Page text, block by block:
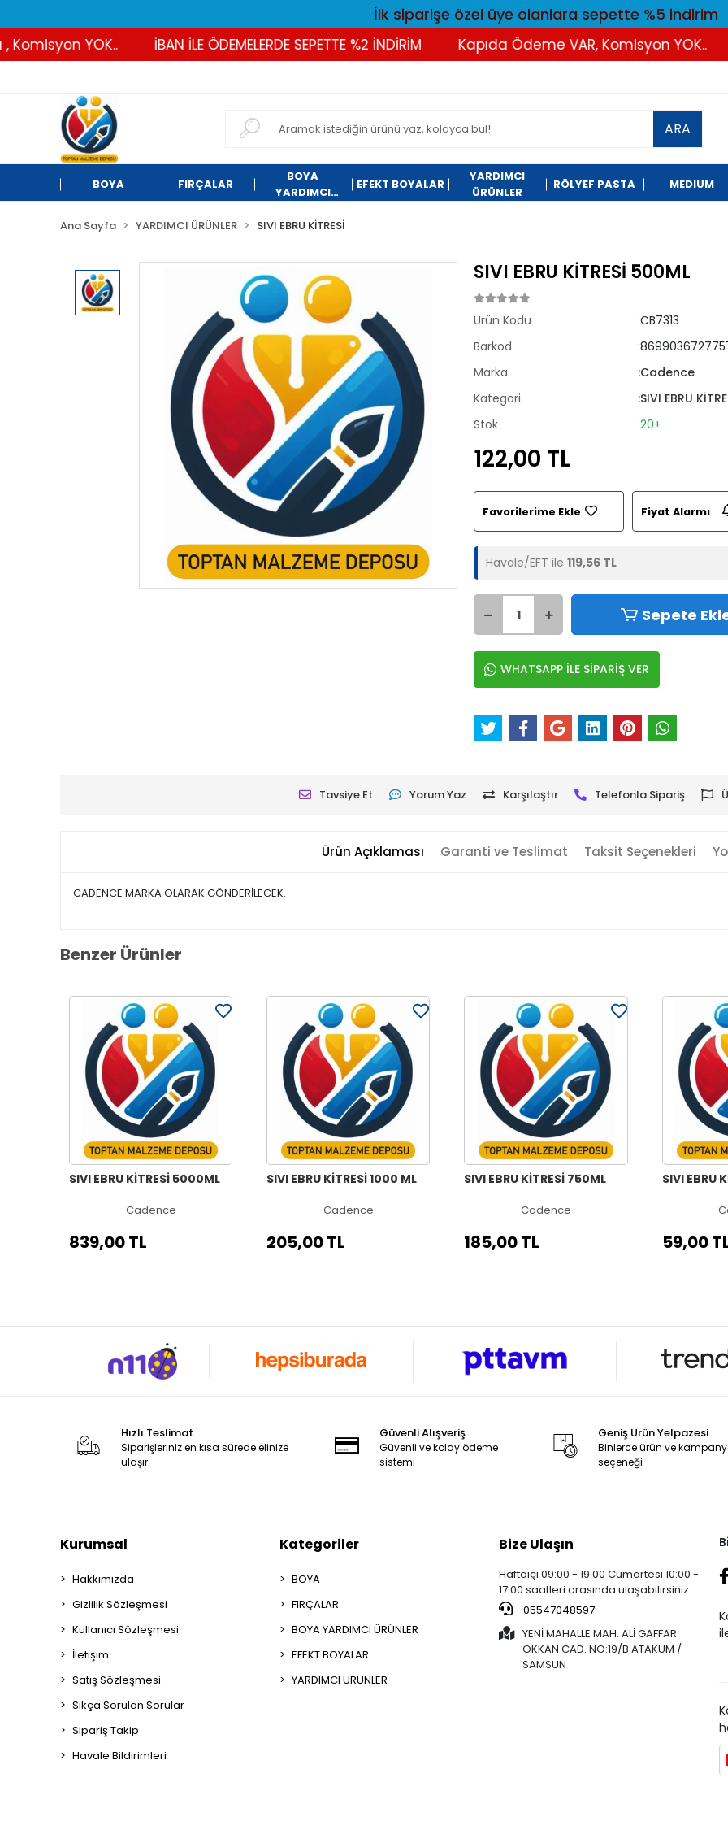
İlk siparişe özel üye olanlara sepette %5 indirim
YOK.. İBAN İLE ÖDEMELERDE SEPETTE %2 İNDİRİM Kapıda Ödeme VAR, Komisyon YOK..
ARA
BOYA FIRÇALAR
BOYA
YARDIMCI
EFEKT BOYALAR
YARDIMCI
ÜRÜNLER
RÖLYEF PASTA MEDIUM
Ana Sayfa YARDIMCI ÜRÜNLER SIVI EBRU KİTRESİ
SIVI EBRU KİTRESİ 500ML
Ürün Kodu
:CB7313
Barkod
Marka
:Cadence
Kategori
:SIVI EBRU
Stok
:20+
122,00 TL
Favorilerime Ekle Fiyat Alarmı
Havale/EFT ile119,56 TL
Sepete
WHATSAPP İLE SİPARİŞ VER
Tavsiye Et Yorum Yaz Karşılaştır Telefonla Sipariş
Ürün Açıklaması Garanti ve Teslimat Taksit Seçenekleri
CADENCE MARKA OLARAK GÖNDERİLECEK.
Benzer Ürünler
SIVI EBRU KİTRESİ 5000ML
Cadence
839,00 TL
SIVI EBRU KİTRESİ 1000 ML
Cadence
205,00 TL
SIVI EBRU KİTRESİ 750ML
Cadence
185,00 TL
SIVI EBRU
59,00
Hızlı Teslimat
Siparişleriniz en kısa sürede elinize
ulaşır.
Güvenli Alışveriş
Güvenli ve kolay ödeme
sistemi
Geniş Ürün Yelpazesi
Binlerce ürün ve
seçeneği
Kurumsal
Hakkımızda
Gizlilik Sözleşmesi
Kullanıcı Sözleşmesi
İletişim
Satış Sözleşmesi
Sıkça Sorulan Sorular
Sipariş Takip
Havale Bildirimleri
Kategoriler
BOYA
FIRÇALAR
BOYA YARDIMCI ÜRÜNLER
EFEKT BOYALAR
YARDIMCI ÜRÜNLER
Bize Ulaşın
Haftaiçi 09:00 - 19:00 Cumartesi 10:00 -
17:00 saatleri arasında ulaşabilirsiniz.
05547048597
YENİ MAHALLE MAH. ALİ GAFFAR
OKKAN CAD. NO:19/B ATAKUM /
SAMSUN